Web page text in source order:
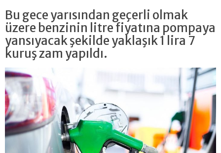
Bu gece yarısından geçerli olmak
üzere benzinin litre fiyatına pompaya
yansıyacak şekilde yaklaşık 1 lira 7
kuruş zam yapıldı.